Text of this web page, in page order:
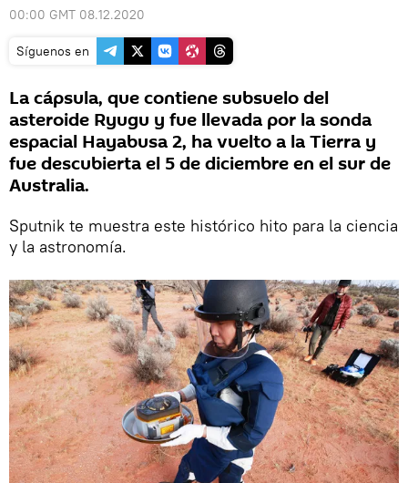
00:00 GMT 08.12.2020
Síguenos en
La cápsula, que contiene subsuelo del
asteroide Ryugu y fue llevada por la sonda
espacial Hayabusa 2, ha vuelto a la Tierra y
fue descubierta el 5 de diciembre en el sur de
Australia.
Sputnik te muestra este histórico hito para la ciencia
y la astronomía.